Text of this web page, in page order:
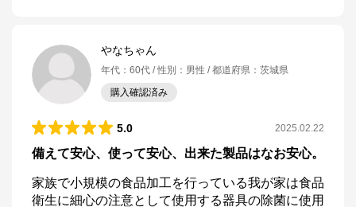
やなちゃん
年代 ： 60代 性別 ： 男性 都道府県 ： 茨城県
購入確認済み
5.0 2025.02.22
備えて安心、使って安心、出来た製品はなお安心。
家族で小規模の食品加工を行っている我が家は食品
衛生に細心の注意として使用する器具の除菌に使用